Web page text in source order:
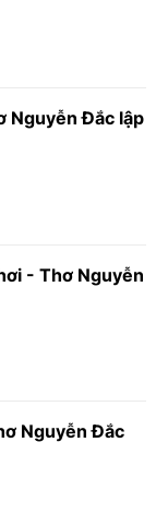
Nguyễn Đắc lập
- Thơ Nguyễn
Nguyễn Đắc